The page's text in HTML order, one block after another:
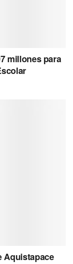
millones para
Aquistapace